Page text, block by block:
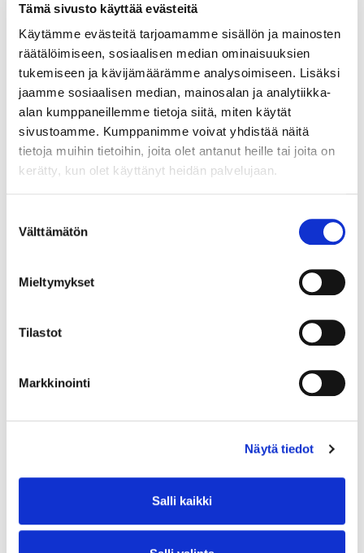
Tämä sivusto käyttää evästeitä
Käytämme evästeitä tarjoamamme sisällön ja mainosten
räätälöimiseen, sosiaalisen median ominaisuuksien
tukemiseen ja kävijämäärämme analysoimiseen. Lisäksi
jaamme sosiaalisen median, mainosalan ja analytiikka-
alan kumppaneillemme tietoja siitä, miten käytät
sivustoamme. Kumppanimme voivat yhdistää näitä
tietoja muihin tietoihin, joita olet antanut heille tai joita on
kerätty, kun olet käyttänyt heidän palvelujaan.
valinta
Välttämätön
Mieltymykset
Tilastot
Markkinointi
Näytä tiedot
Salli kaikki